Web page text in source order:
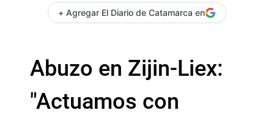
+ Agregar El Diario de Catamarca en
Abuzo en Zijin-Liex:
"Actuamos con